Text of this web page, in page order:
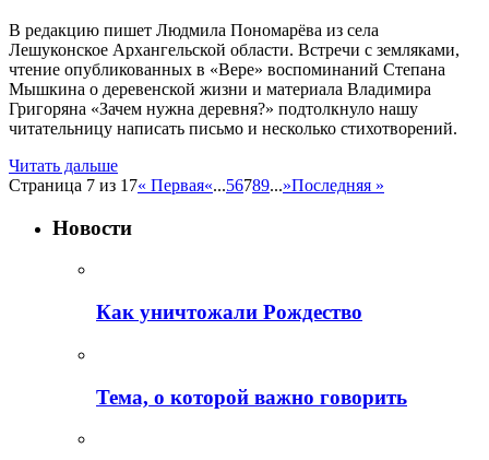
В редакцию пишет Людмила Пономарёва из села
Лешуконское Архангельской области. Встречи с земляками,
чтение опубликованных в «Вере» воспоминаний Степана
Мышкина о деревенской жизни и материала Владимира
Григоряна «Зачем нужна деревня?» подтолкнуло нашу
читательницу написать письмо и несколько стихотворений.
Читать дальше
Страница 7 из 17« Первая«...56789...»Последняя »
Новости
Как уничтожали Рождество
Тема, о которой важно говорить